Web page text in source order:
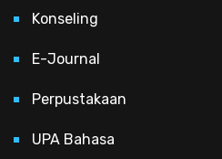
Konseling
E-Journal
Perpustakaan
UPA Bahasa